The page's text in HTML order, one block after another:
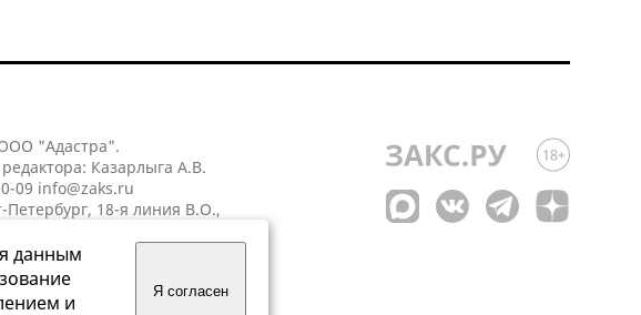
"Адастра".
Казарлыга А.В.
09 info@zaks.ru
Петербург, 18-я линия В.О.,
данным
и
Я согласен